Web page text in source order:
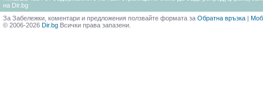
на Dir.bg
За Забележки, коментари и предложения ползвайте формата за Обратна връзка |
© 2006-2026 Dir.bg Всички права запазени.